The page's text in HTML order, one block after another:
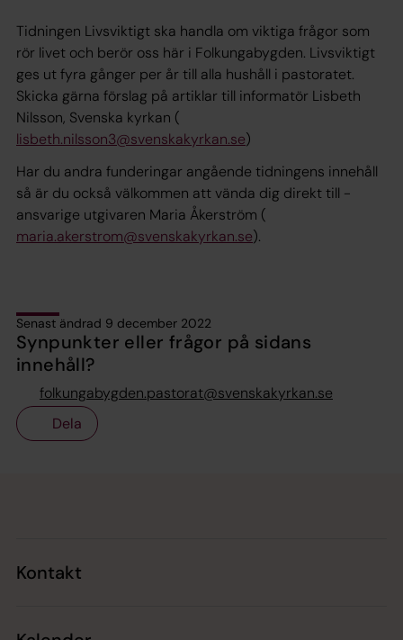
Tidningen Livsviktigt ska handla om viktiga frågor som
rör livet och berör oss här i Folkunga­bygden. Livsviktigt
ges ut fyra gånger per år till alla hushåll i pastoratet.
Skicka gärna förslag på ­artiklar till informatör Lisbeth
Nilsson, Svenska kyrkan (
lisbeth.nilsson3@svenskakyrkan.se)
Har du andra funderingar ­angående tidningens innehåll
så är du också ­välkommen att vända dig direkt till ­
ansvarige ­utgivaren Maria Åkerström (
maria.akerstrom@svenskakyrkan.se).
Senast ändrad 9 december 2022
Synpunkter eller frågor på sidans
innehåll?
folkungabygden.pastorat@svenskakyrkan.se
Dela
Kontakt